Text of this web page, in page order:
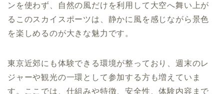
ンを使わず、自然の風だけを利用して大空へ舞い上が
るこのスカイスポーツは、静かに風を感じながら景色
を楽しめるのが大きな魅力です。
東京近郊にも体験できる環境が整っており、週末のレ
ジャーや観光の一環として参加する方も増えていま
す。ここでは、仕組みや特徴、安全性、体験内容まで